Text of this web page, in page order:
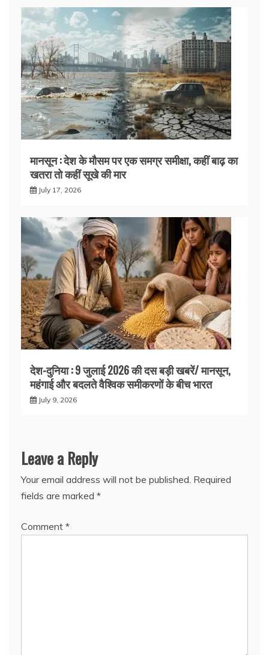
मानसून : देश के मौसम पर एक समग्र समीक्षा, कहीं बाढ़ का
खतरा तो कहीं सूखे की मार
July 17, 2026
देश-दुनिया : 9 जुलाई 2026 की दस बड़ी खबरें/ मानसून,
महंगाई और बदलते वैश्विक समीकरणों के बीच भारत
July 9, 2026
Leave a Reply
Your email address will not be published. Required
fields are marked *
Comment *